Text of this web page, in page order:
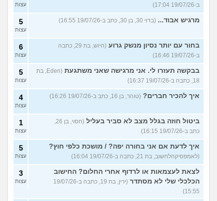
ב-19/07/26 17:04)
עצות
מרגיש אבוד... (בדוי 30, בן 30, כתב ב-19/07/26 16:55) 5
עצות
בחור עם יותר נסיון מנשק גרוע
(היוש, בת 29, כתבה
ב-19/07/26 16:46)
6
עצות
בבקשה תעזרו לי. אני מרגישה שאני משתגעת
(Eden, בת
18, כתבה ב-19/07/26 16:37)
5
עצות
איך להכיר חברים? (טוהר, בן 16, כתב ב-19/07/26 16:26) 4
עצות
ביטול חוזה בגלל מצב לא סביר בעליל
כתב ב-19/07/26 16:15)
1
עצות
איך לדעת אם אני בחורה יפה? / מושכת כלפי חוץ?
(לאמפסיקהלחשוב, בת 21, כתבה ב-19/07/26 16:04)
5
עצות
לצאת לעצמאות או לרדוף אחרי החלום? החישוב
הכלכלי שלי לא מסתדר
(ירין, בת 19, כתבה ב-19/07/26
15:55)
3
עצות